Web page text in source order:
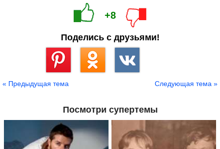
+8
Поделись с друзьями!
« Предыдущая тема Следующая тема »
Посмотри супертемы